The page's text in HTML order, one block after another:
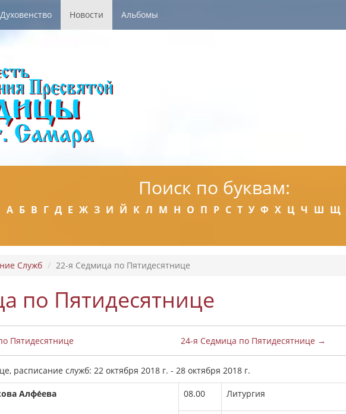
Духовенство Новости Альбомы
Поиск по буквам:
А Б В Г Д Е Ж З И Й К Л М Н О П Р С Т У Ф Х Ц Ч Ш Щ
Служб 22-я Седмица по Пятидесятнице
по Пятидесятнице
Пятидесятнице 24-я Седмица по Пятидесятнице →
расписание служб: 22 октября 2018 г. - 28 октября 2018 г.
Алфе́ева 08.00 Литургия